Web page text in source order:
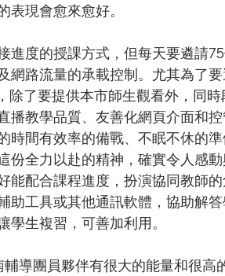
現會愈來愈好。
網路流量的承載控制。尤其為了
了要提供本市師生觀看外，同時
播教學品質、友善化網頁介面和
時間有效率的備戰、不眠不休的
份全力以赴的精神，確實令人感
能配合課程進度，扮演協同教師
工具或其他通訊軟體，協助解答
生複習，可善加利用。